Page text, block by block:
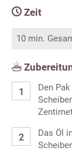
Zeit
10 min.
Den
Das Öl